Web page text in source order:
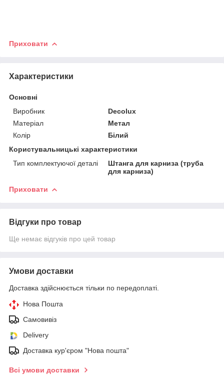
Приховати
Характеристики
Основні
Виробник
Decolux
Матеріал
Метал
Колір
Білий
Користувальницькі характеристики
Тип комплектуючої деталі
Штанга для карниза (труба
для карниза)
Приховати
Відгуки про товар
Ще немає відгуків про цей товар
Умови доставки
Доставка здійснюється тільки по передоплаті.
Нова Пошта
Самовивіз
Delivery
Доставка кур'єром "Нова пошта"
Всі умови доставки